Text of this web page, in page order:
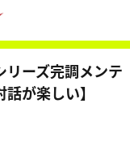
リーズ完調メンテ
が楽しい】